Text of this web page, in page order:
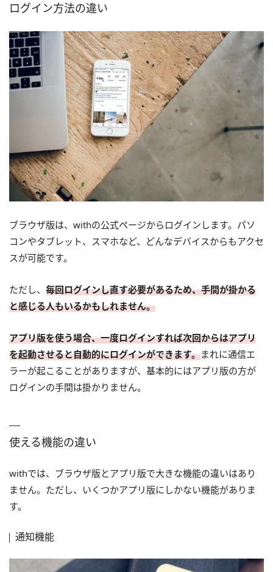
ログイン方法の違い
ブラウザ版は、withの公式ページからログインします。パソ
コンやタブレット、スマホなど、どんなデバイスからもアクセ
スが可能です。
ただし、 毎回ログインし直す必要があるため、手間が掛かる
と感じる人もいるかもしれません。
アプリ版を使う場合、一度ログインすれば次回からはアプリ
を起動させると自動的にログインができます。まれに通信エ
ラーが起こることがありますが、基本的にはアプリ版の方が
ログインの手間は掛かりません。
使える機能の違い
withでは、ブラウザ版とアプリ版で大きな機能の違いはあり
ません。ただし、いくつかアプリ版にしかない機能がありま
す。
通知機能